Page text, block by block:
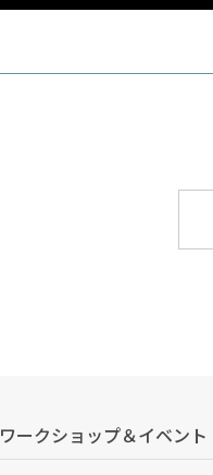
ワークショップ＆イベント